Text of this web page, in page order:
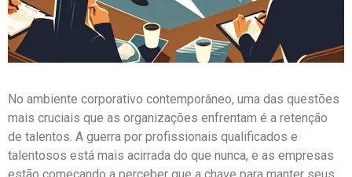
No ambiente corporativo contemporâneo, uma das questões
mais cruciais que as organizações enfrentam é a retenção
de talentos. A guerra por profissionais qualificados e
talentosos está mais acirrada do que nunca, e as empresas
estão começando a perceber que a chave para manter seus